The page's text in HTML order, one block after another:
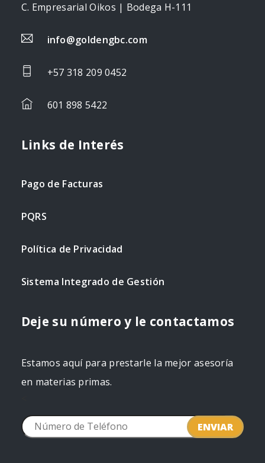
C. Empresarial Oikos | Bodega H-111
info@goldengbc.com
+57 318 209 0452
601 898 5422
Links de Interés
Pago de Facturas
PQRS
Política de Privacidad
Sistema Integrado de Gestión
Deje su número y le contactamos
Estamos aquí para prestarle la mejor asesoría
en materias primas.